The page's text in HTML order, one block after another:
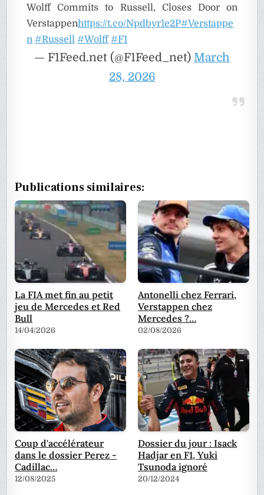
Wolff Commits to Russell, Closes Door on
Verstappenhttps://t.co/Npdbyr1e2P#Verstappe
n #Russell #Wolff #F1
— F1Feed.net (@F1Feed_net) March
28, 2026
Publications similaires:
La FIA met fin au petit
jeu de Mercedes et Red
Bull
14/04/2026
Antonelli chez Ferrari,
Verstappen chez
Mercedes ?…
02/08/2026
Coup d'accélérateur
dans le dossier Perez -
Cadillac…
12/08/2025
Dossier du jour : Isack
Hadjar en F1, Yuki
Tsunoda ignoré
20/12/2024